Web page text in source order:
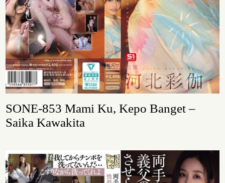
SONE-853 Mami Ku, Kepo Banget –
Saika Kawakita